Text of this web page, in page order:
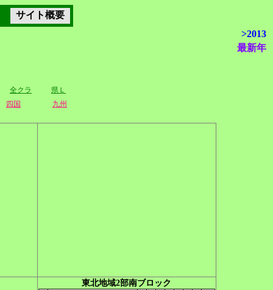
サイト概要
>2013
最新年
全クラ
県Ｌ
四国 九州
東北地域2部南ブロック